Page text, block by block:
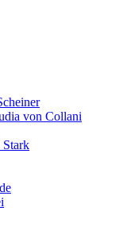
von Collani
Stark